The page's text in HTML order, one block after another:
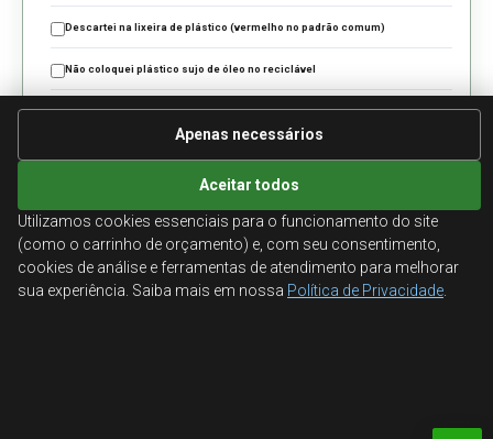
Descartei na lixeira de plástico (vermelho no padrão comum)
Não coloquei plástico sujo de óleo no reciclável
Confirmei se meu município aceita filme plástico
Consultei guia de símbolos para dúvidas no rótulo
LIMPAR MARCAÇÕES
Apenas necessários
Aceitar todos
Utilizamos cookies essenciais para o funcionamento do site
(como o carrinho de orçamento) e, com seu consentimento,
cookies de análise e ferramentas de atendimento para melhorar
sua experiência. Saiba mais em nossa Política de Privacidade